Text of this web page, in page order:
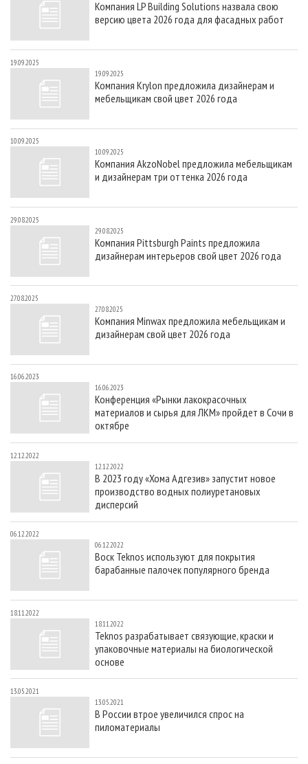
СУШКА ДРЕВЕСИНЫ
ПРОИЗВОДСТВО ДРЕВЕСНЫХ ПЛИТ
ДЕРЕВЯННОЕ ДОМОСТРОЕНИЕ
ПРОИЗВОДСТВО МЕБЕЛИ
БИОЭНЕРГЕТИКА
ЦБП
ИНСТРУМЕНТ И МАТЕРИАЛЫ
ПЕРСОНЫ
МОБИЛЬНЫЕ ВЫСТАВКИ
ПРИОРИТЕТНЫЕ ИНВЕСТПРОЕКТЫ
RUSSIAN FORESTRY REVIEW
ГАЗЕТА ЛЕСПРОМФОРУМ
БИБЛИОТЕКА СПЕЦИАЛИСТА
КОНТАКТЫ
РЕКЛАМА
Компания LP Building Solutions назвала свою
версию цвета 2026 года для фасадных работ
19.09.2025
19.09.2025
Компания Krylon предложила дизайнерам и
мебельщикам свой цвет 2026 года
10.09.2025
10.09.2025
Компания AkzoNobel предложила мебельщикам
и дизайнерам три оттенка 2026 года
29.08.2025
29.08.2025
Компания Pittsburgh Paints предложила
дизайнерам интерьеров свой цвет 2026 года
27.08.2025
27.08.2025
Компания Minwax предложила мебельщикам и
дизайнерам свой цвет 2026 года
16.06.2023
16.06.2023
Конференция «Рынки лакокрасочных
материалов и сырья для ЛКМ» пройдет в Сочи в
октябре
12.12.2022
12.12.2022
В 2023 году «Хома Адгезив» запустит новое
производство водных полиуретановых
дисперсий
06.12.2022
06.12.2022
Воск Teknos используют для покрытия
барабанные палочек популярного бренда
18.11.2022
18.11.2022
Teknos разрабатывает связующие, краски и
упаковочные материалы на биологической
основе
13.05.2021
13.05.2021
В России втрое увеличился спрос на
пиломатериалы